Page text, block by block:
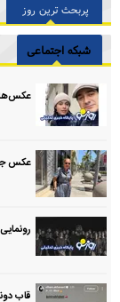
پربحث ترین روز
شبکه اجتماعی
عکس
قاب